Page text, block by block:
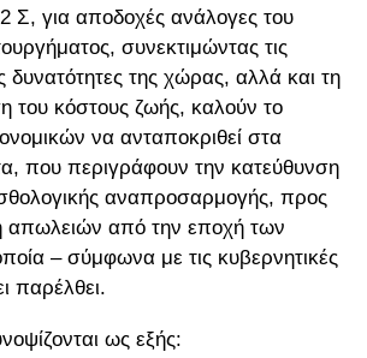
Σ, για αποδοχές ανάλογες του
συνεκτιμώντας τις
δυνατότητες της χώρας, αλλά και τη
του κόστους ζωής, καλούν το
να ανταποκριθεί στα
που περιγράφουν την κατεύθυνση
αναπροσαρμογής, προς
απωλειών από την εποχή των
– σύμφωνα με τις κυβερνητικές
παρέλθει.
ως εξής: